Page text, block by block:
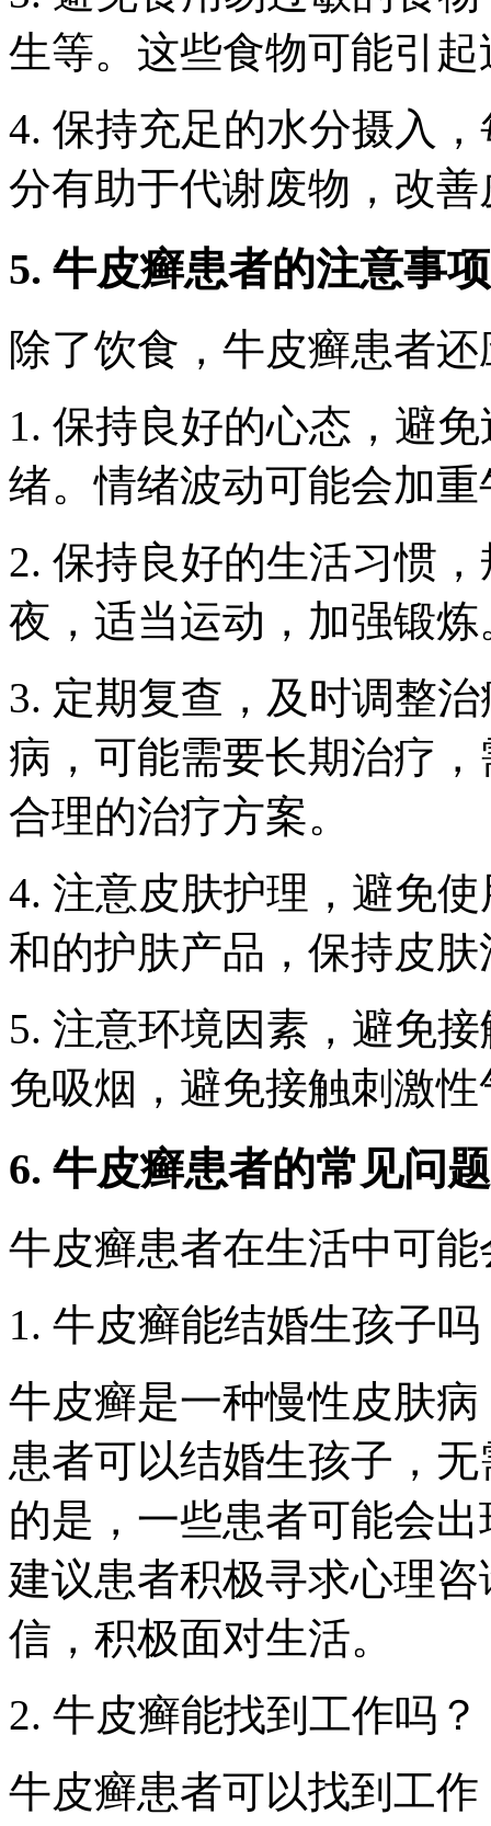
生等。这些食物可能引
4. 保持充足的水分摄入
分有助于代谢废物，改
5. 牛皮癣患者的注意事项
除了饮食，牛皮癣患者
1. 保持良好的心态，避
绪。情绪波动可能会加
2. 保持良好的生活习惯
夜，适当运动，加强锻炼
3. 定期复查，及时调整
病，可能需要长期治疗
合理的治疗方案。
4. 注意皮肤护理，避免
和的护肤产品，保持皮
5. 注意环境因素，避免
免吸烟，避免接触刺激
6. 牛皮癣患者的常见问题
牛皮癣患者在生活中可
1. 牛皮癣能结婚生孩子吗
牛皮癣是一种慢性皮肤
患者可以结婚生孩子，
的是，一些患者可能会
建议患者积极寻求心理
信，积极面对生活。
2. 牛皮癣能找到工作吗？
牛皮癣患者可以找到工